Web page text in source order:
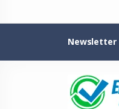
Newsletter